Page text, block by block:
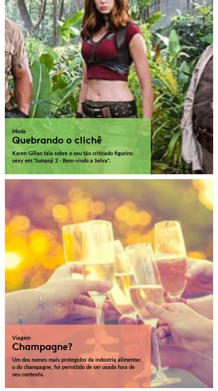
Moda
Quebrando o clichê
Karen Gillan fala sobre o seu tão criticado figurino
sexy em "Jumanji 2 - Bem-vindo a Selva".
Viagem
Champagne?
Um dos nomes mais protegidos da indústria alimentar,
o do champagne, foi permitido de ser usado fora de
seu contexto.